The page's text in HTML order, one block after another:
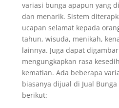
variasi bunga apapun yang
dan menarik. Sistem
ucapan selamat kepada
tahun, wisuda, menikah,
lainnya. Juga dapat
mengungkapkan rasa
kematian. Ada beberapa
biasanya dijual di Jual
berikut: